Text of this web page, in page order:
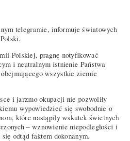
telegramie, informuje światowych
Polskiej, pragnę notyfikować
i neutralnym istnienie Państwa
wszystkie ziemie
i jarzmo okupacji nie pozwoliły
wypowiedzieć się swobodnie o
które nastąpiły wskutek świetnych
– wznowienie niepodległości i
odtąd faktem dokonanym.